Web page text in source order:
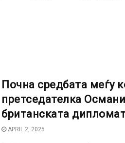
Почна средбата меѓу
претседателка
британската
APRIL 2, 2025